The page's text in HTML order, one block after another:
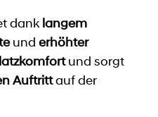
danklangem
und erhöhter
und sorgt
Auftrittauf der